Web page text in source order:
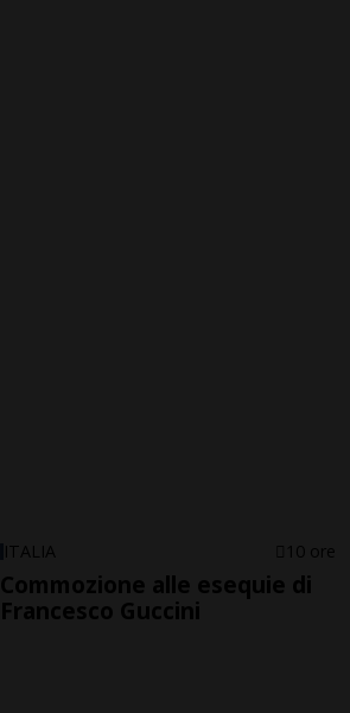
ITALIA 10 ore
Commozione alle esequie di
Francesco Guccini